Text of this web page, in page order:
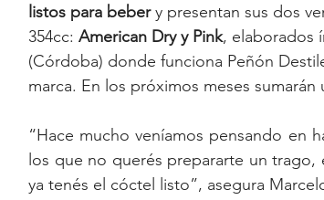
listos para beber y presentan sus dos
354cc: American Dry y Pink, elaborados
(Córdoba) donde funciona Peñón
marca. En los próximos meses
“Hace mucho veníamos pensando en
los que no querés prepararte un
ya tenés el cóctel listo”, asegura